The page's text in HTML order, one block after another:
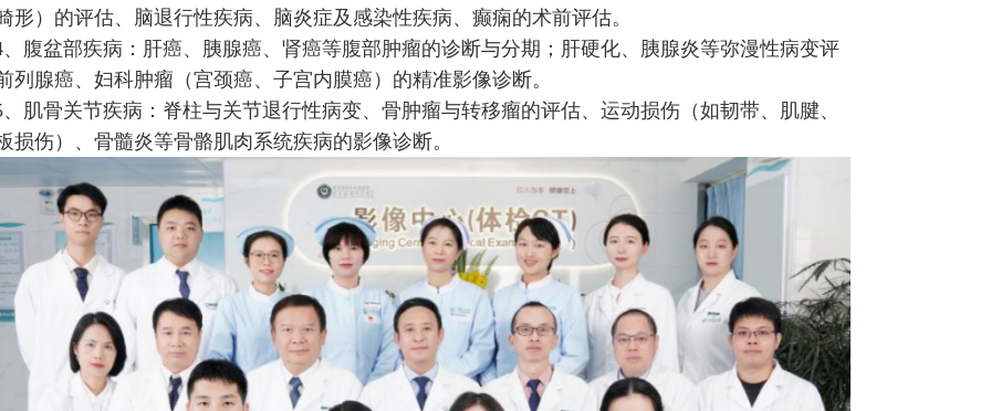
形）的评估、脑退行性疾病、脑炎症及感染性疾病、癫痫的术前评估。
、腹盆部疾病：肝癌、胰腺癌、肾癌等腹部肿瘤的诊断与分期；肝硬化、胰腺炎等弥漫性病变评
列腺癌、妇科肿瘤（宫颈癌、子宫内膜癌）的精准影像诊断。
、肌骨关节疾病：脊柱与关节退行性病变、骨肿瘤与转移瘤的评估、运动损伤（如韧带、肌腱、
损伤）、骨髓炎等骨骼肌肉系统疾病的影像诊断。